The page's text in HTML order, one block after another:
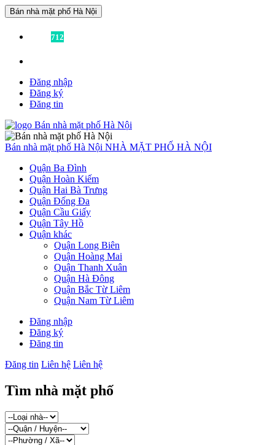
Bán nhà mặt phố Hà Nội
712
Đăng nhập
Đăng ký
Đăng tin
Bán nhà mặt phố Hà Nội NHÀ MẶT PHỐ HÀ NỘI
Quận Ba Đình
Quận Hoàn Kiếm
Quận Hai Bà Trưng
Quận Đống Đa
Quận Cầu Giấy
Quận Tây Hồ
Quận khác
Quận Long Biên
Quận Hoàng Mai
Quận Thanh Xuân
Quận Hà Đông
Quận Bắc Từ Liêm
Quận Nam Từ Liêm
Đăng nhập
Đăng ký
Đăng tin
Đăng tin Liên hệ Liên hệ
Tìm nhà mặt phố